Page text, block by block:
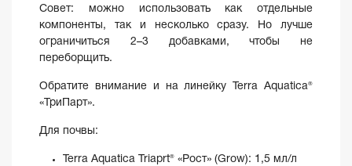
Совет: можно использовать как отдельные
компоненты, так и несколько сразу. Но лучше
ограничиться 2–3 добавками, чтобы не
переборщить.
Обратите внимание и на линейку Terra Aquatica®
«ТриПарт».
Для почвы:
Terra Aquatica Triaprt® «Рост» (Grow): 1,5 мл/л